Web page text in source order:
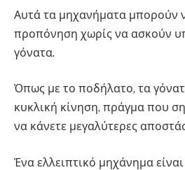
Αυτά τα μηχανήματα μπορούν
προπόνηση χωρίς να ασκούν
γόνατα.
Όπως με το ποδήλατο, τα
κυκλική κίνηση, πράγμα που
να κάνετε μεγαλύτερες
Ένα ελλειπτικό μηχάνημα είναι